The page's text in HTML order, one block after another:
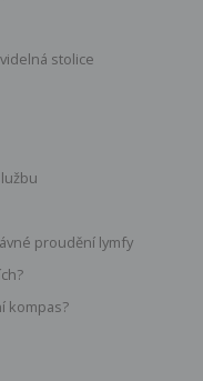
stolice
proudění lymfy
kompas?